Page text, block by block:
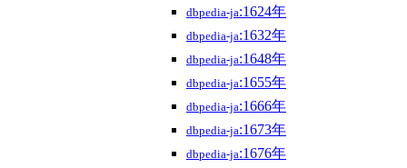
dbpedia-ja:1624年
dbpedia-ja:1632年
dbpedia-ja:1648年
dbpedia-ja:1655年
dbpedia-ja:1666年
dbpedia-ja:1673年
dbpedia-ja:1676年